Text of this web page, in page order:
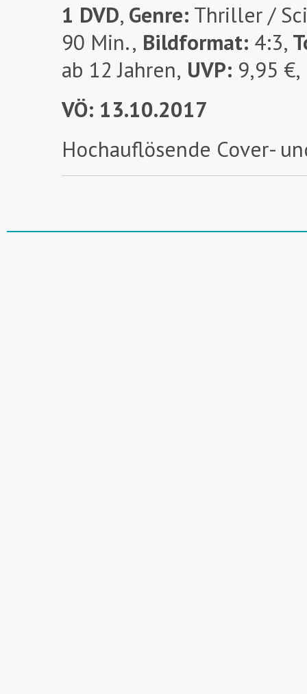
1 DVD, Genre: Thriller /
90 Min., Bildformat: 4:3,
ab 12 Jahren, UVP: 9,95 €,
VÖ: 13.10.2017
Hochauflösende Cover-